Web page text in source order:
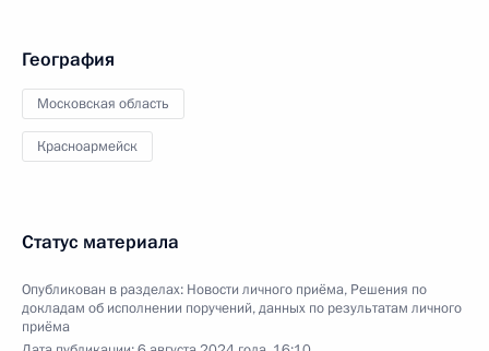
География
Московская область
Красноармейск
Статус материала
Опубликован в разделах: Новости личного приёма, Решения по
докладам об исполнении поручений, данных по результатам личного
приёма